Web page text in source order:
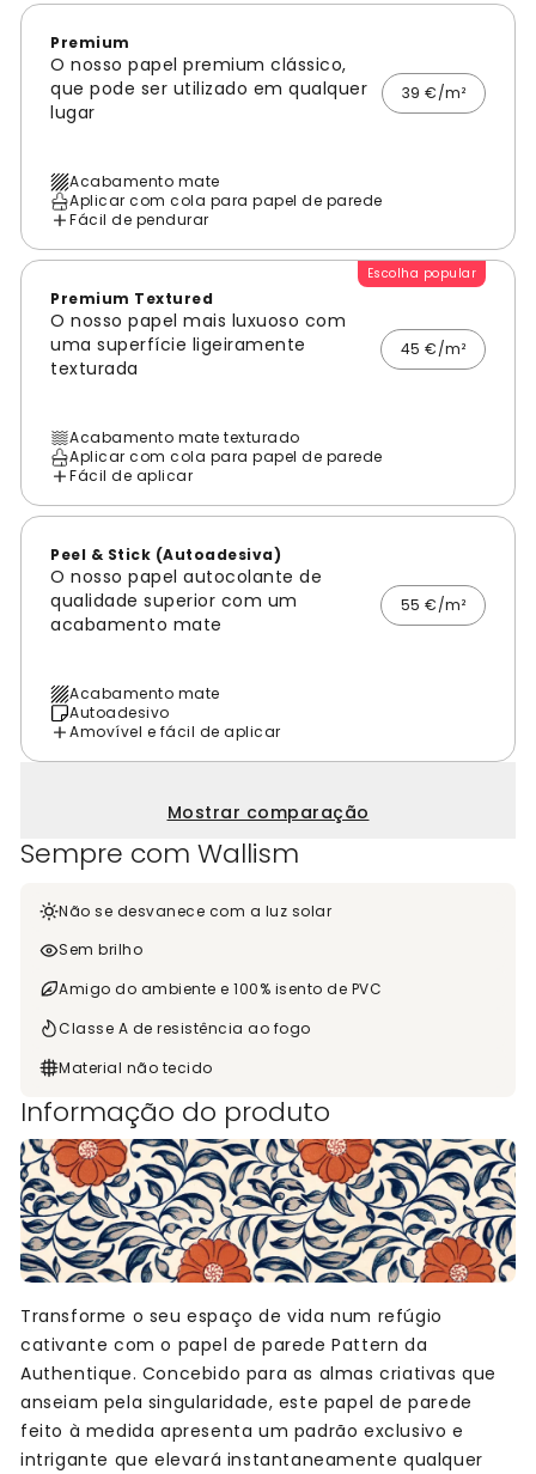
Premium
O nosso papel premium clássico,
que pode ser utilizado em qualquer
lugar
39 €/m²
Acabamento mate
Aplicar com cola para papel de parede
Fácil de pendurar
Escolha popular
Premium Textured
O nosso papel mais luxuoso com
uma superfície ligeiramente
texturada
45 €/m²
Acabamento mate texturado
Aplicar com cola para papel de parede
Fácil de aplicar
Peel & Stick (Autoadesiva)
O nosso papel autocolante de
qualidade superior com um
acabamento mate
55 €/m²
Acabamento mate
Autoadesivo
Amovível e fácil de aplicar
Mostrar comparação
Sempre com Wallism
Não se desvanece com a luz solar
Sem brilho
Amigo do ambiente e 100% isento de PVC
Classe A de resistência ao fogo
Material não tecido
Informação do produto
Transforme o seu espaço de vida num refúgio
cativante com o papel de parede Pattern da
Authentique. Concebido para as almas criativas que
anseiam pela singularidade, este papel de parede
feito à medida apresenta um padrão exclusivo e
intrigante que elevará instantaneamente qualquer